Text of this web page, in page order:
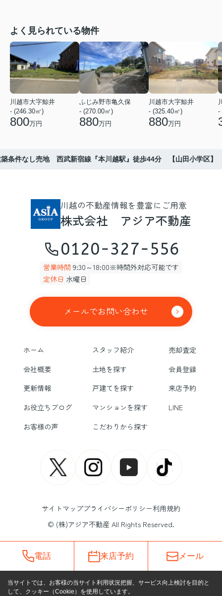
よく見られている物件
川越市大字鯨井
- (246.30㎡)
800万円
ふじみ野市亀久保
- (270.00㎡)
880万円
川越市大字鯨井
- (325.40㎡)
880万円
-
条件なし売地 西武新宿線『本川越駅』徒歩44分 【山田小学区】
川越の不動産情報を豊富にご用意
株式会社 アジア不動産
0120-327-556
営業時間 9:30～18:00※時間外対応可能です
定休日 水曜日
メールでお問い合わせ
ホーム スタッフ紹介
売却査定
会社概要
土地を探す
会員登録
更新情報
戸建てを探す
来店予約
お役立ちブログ
マンションを探す
LINE
お客様の声
こだわりから探す
サイトマッププライバシーポリシー利用規約
© (株)アジア不動産 All Rights Reserved.
電話 来店予約 メール
当サイトでは、お客様の当サイト利用状況把握、サービス向上検討を目的と
して、クッキー（Cookie）を使用しています。